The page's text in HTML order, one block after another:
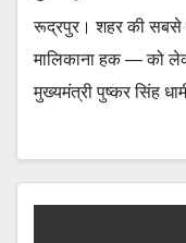
रूद्रपुर। शहर की
मालिकाना हक — को
मुख्यमंत्री पुष्कर सिंह